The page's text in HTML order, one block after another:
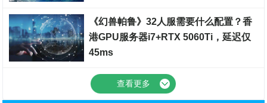
《幻兽帕鲁》32人服需要什么配置？香
港GPU服务器i7+RTX 5060Ti，延迟仅
45ms
查看更多